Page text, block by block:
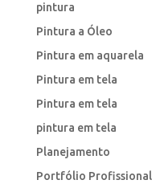
pintura
Pintura a Óleo
Pintura em aquarela
Pintura em tela
Pintura em tela
pintura em tela
Planejamento
Portfólio Profissional